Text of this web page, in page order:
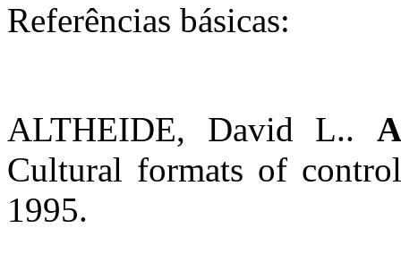
Referências básicas:
ALTHEIDE, David L..
Cultural formats of
1995.